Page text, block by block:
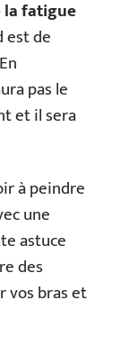
fatigue
est de
pas le
et il sera
à peindre
une
astuce
des
vos bras et